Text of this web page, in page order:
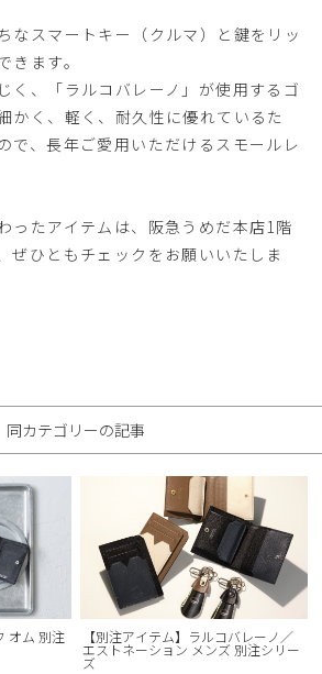
なスマートキー（クルマ）と鍵をリッ
きます。
く、「ラルコバレーノ」が使用するゴ
かく、軽く、耐久性に優れているた
で、長年ご愛用いただけるスモールレ
ったアイテムは、阪急うめだ本店1階
ぜひともチェックをお願いいたしま
同カテゴリーの記事
オム 別注 【別注アイテム】ラルコバレーノ／
エストネーション メンズ 別注シリー
ズ